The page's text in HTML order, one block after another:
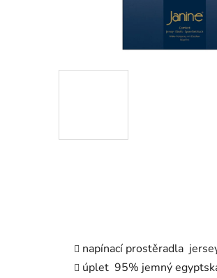
napínací prostěradla
úplet 95% jemný